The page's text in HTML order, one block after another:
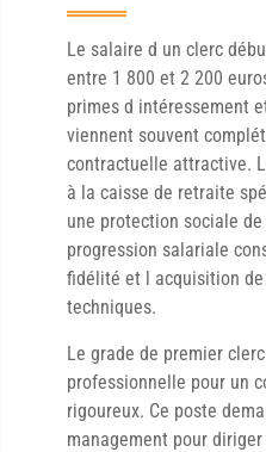
Le salaire d un clerc
entre 1 800 et 2 200
primes d intéressement
viennent souvent
contractuelle attractive.
à la caisse de retraite
une protection sociale
progression salariale
fidélité et l acquisition
techniques.
Le grade de premier
professionnelle pour un
rigoureux. Ce poste
management pour